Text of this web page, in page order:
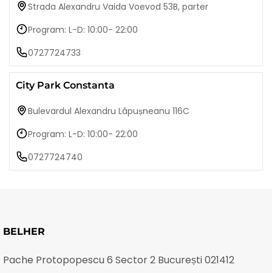
Strada Alexandru Vaida Voevod 53B, parter
Program: L-D: 10:00- 22:00
0727724733
City Park Constanta
Bulevardul Alexandru Lăpușneanu 116C
Program: L-D: 10:00- 22:00
0727724740
BELHER
Pache Protopopescu 6 Sector 2 București 021412